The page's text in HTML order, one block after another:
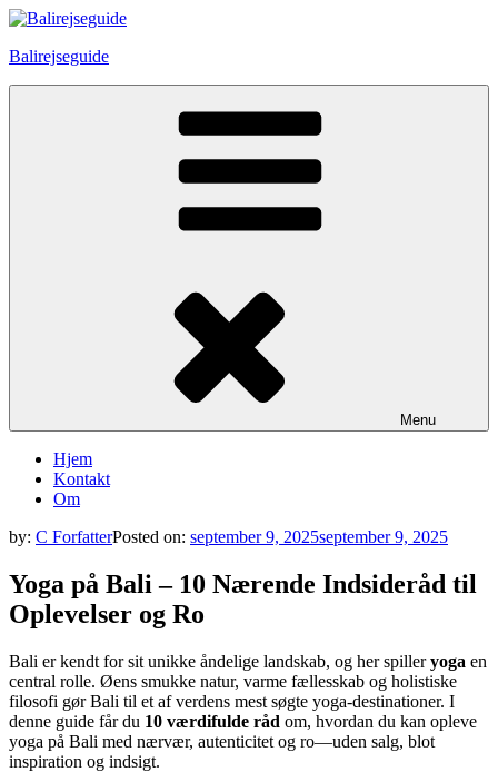
Skip
content
Balirejseguide
Menu
Hjem
Kontakt
Om
by: C ForfatterPosted on: september 9, 2025september 9, 2025
Yoga på Bali – 10 Nærende Indsideråd til
Oplevelser og Ro
Bali er kendt for sit unikke åndelige landskab, og her spilleryoga en
central rolle. Øens smukke natur, varme fællesskab og holistiske
filosofi gør Bali til et af verdens mest søgte yoga-destinationer. I
denne guide får du 10 værdifulde råd om, hvordan du kan opleve
yoga på Bali med nærvær, autenticitet og ro—uden salg, blot
inspiration og indsigt.